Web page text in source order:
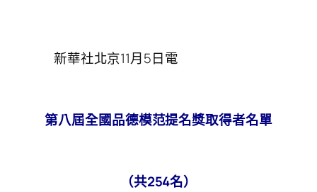
新華社北京11月5日電
第八屆全國品德模范提名獎取得者名單
（共254名）